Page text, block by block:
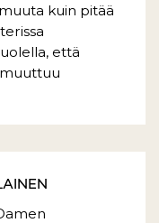
kuin pitää
että